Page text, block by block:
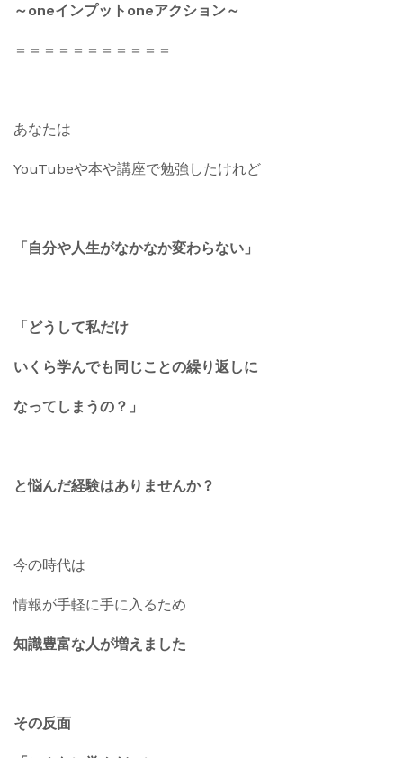
～oneインプットoneアクション～
＝＝＝＝＝＝＝＝＝＝＝
あなたは
YouTubeや本や講座で勉強したけれど
「自分や人生がなかなか変わらない」
「どうして私だけ
いくら学んでも同じことの繰り返しに
なってしまうの？」
と悩んだ経験はありませんか？
今の時代は
情報が手軽に手に入るため
知識豊富な人が増えました
その反面